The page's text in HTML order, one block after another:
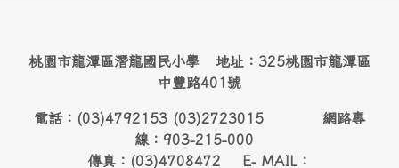
桃園市龍潭區潛龍國民小學 地址：325桃園市龍潭區
中豐路401號
電話：(03)4792153 (03)2723015 網路專
線：903-215-000
傳真：(03)4708472 E- MAIL：